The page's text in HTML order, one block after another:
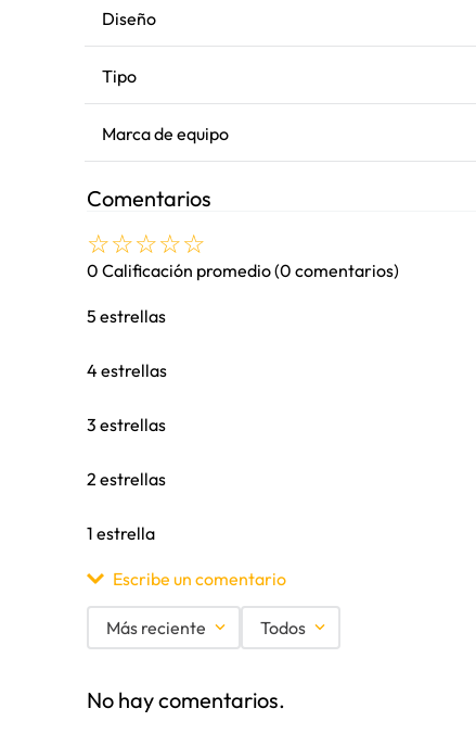
Diseño
Tipo
Marca de equipo
Comentarios
☆☆☆☆☆
0 Calificación promedio(0 comentarios)
5 estrellas
4 estrellas
3 estrellas
2 estrellas
1 estrella
Escribe un comentario
Título
Más reciente Todos
No hay comentarios.